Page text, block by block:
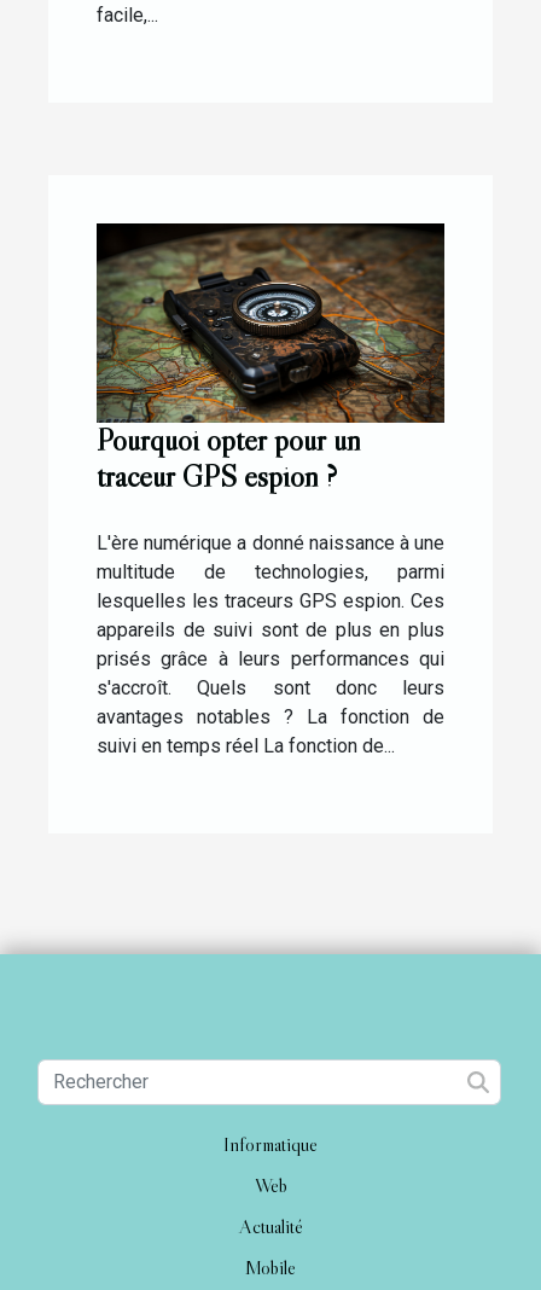
facile,...
Pourquoi opter pour un
traceur GPS espion ?
L'ère numérique a donné naissance à une
multitude de technologies, parmi
lesquelles les traceurs GPS espion. Ces
appareils de suivi sont de plus en plus
prisés grâce à leurs performances qui
s'accroît. Quels sont donc leurs
avantages notables ? La fonction de
suivi en temps réel La fonction de...
Informatique
Web
Actualité
Mobile